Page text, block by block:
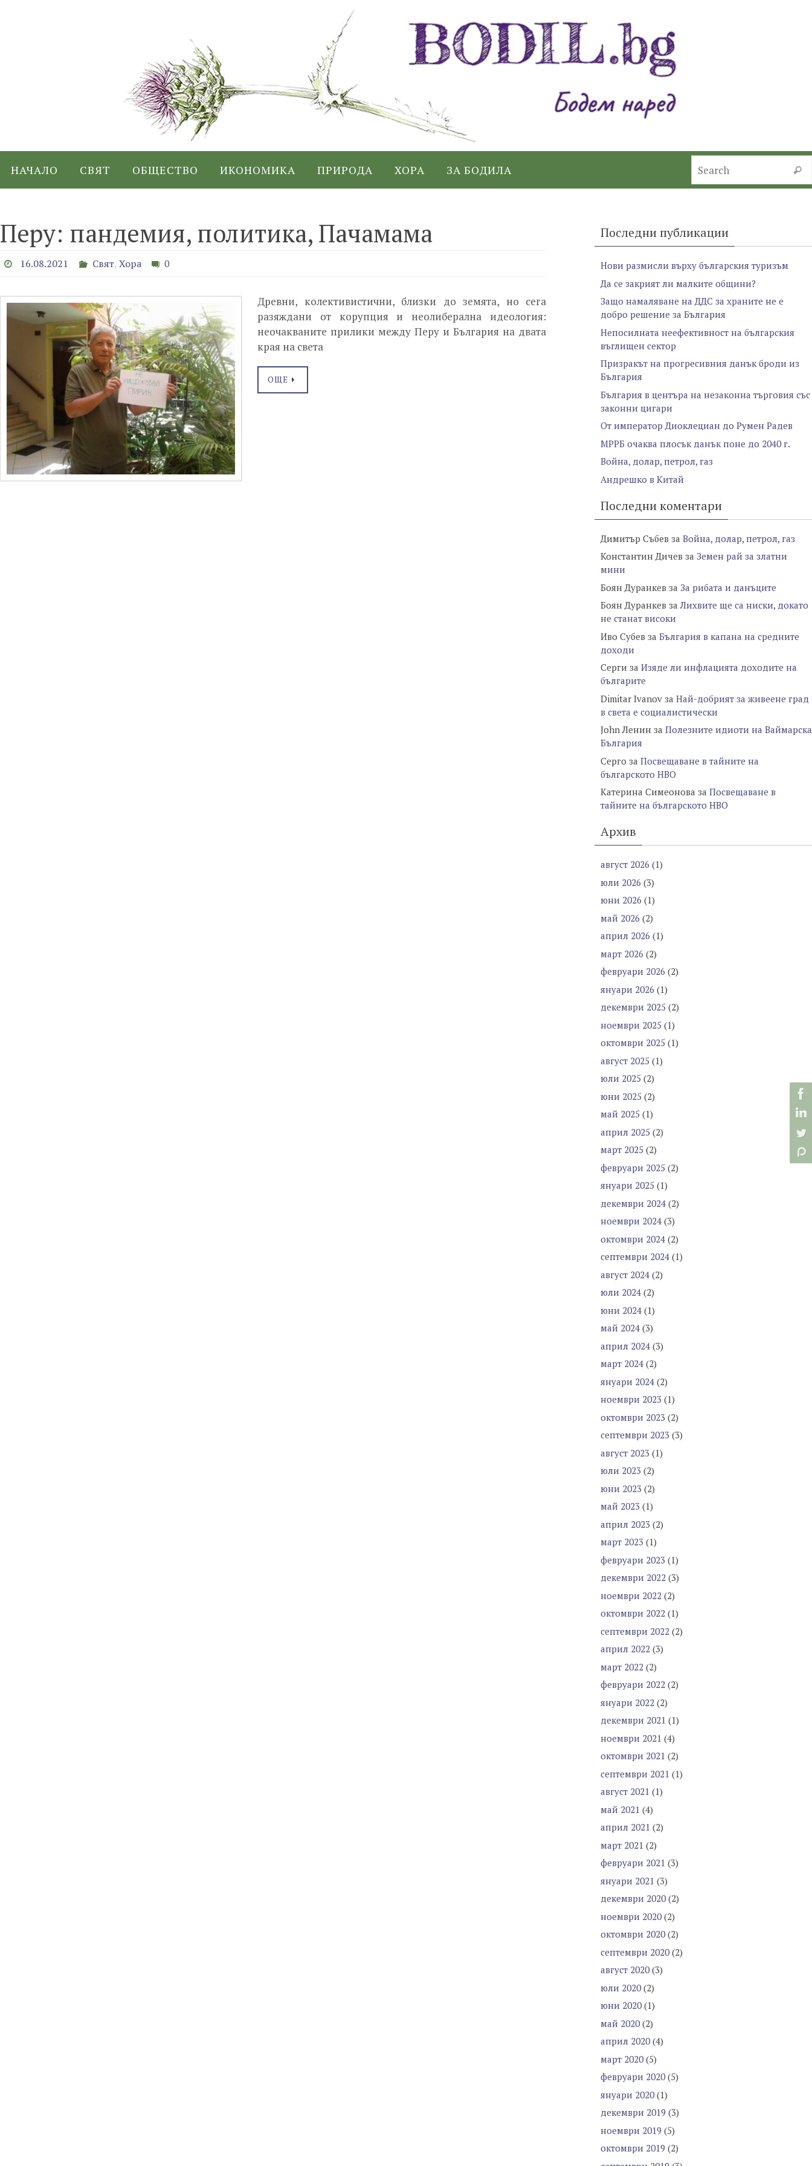
НАЧАЛО СВЯТ ОБЩЕСТВО ИКОНОМИКА ПРИРОДА ХОРА ЗА БОДИЛА
Перу: пандемия, политика, Пачамама
16.08.2021 Свят, Хора 0
Древни, колективистични, близки до земята, но сега
разяждани от корупция и неолиберална идеология:
неочакваните прилики между Перу и България на двата
края на света
ОЩЕ
Последни публикации
Нови размисли върху българския туризъм
Да се закрият ли малките общини?
Защо намаляване на ДДС за храните не е
добро решение за България
Непосилната неефективност на българския
въглищен сектор
Призракът на прогресивния данък броди из
България
България в центъра на незаконна търговия със
законни цигари
От император Диоклециан до Румен Радев
МРРБ очаква плосък данък поне до 2040 г.
Война, долар, петрол, газ
Андрешко в Китай
Последни коментари
Димитър Събев за Война, долар, петрол, газ
Константин Дичев за Земен рай за златни
мини
Боян Дуранкев за За рибата и данъците
Боян Дуранкев заЛихвите ще са ниски, докато
не станат високи
Иво Субев за България в капана на средните
доходи
Серги за Изяде ли инфлацията доходите на
българите
Dimitar Ivanov за Най-добрият за живеене град
в света е социалистически
John Ленин за Полезните идиоти на Ваймарска
България
Серго за Посвещаване в тайните на
българското НВО
Катерина Симеонова за Посвещаване в
тайните на българското НВО
Архив
август 2026 (1)
юли 2026 (3)
юни 2026 (1)
май 2026 (2)
април 2026 (1)
март 2026 (2)
февруари 2026 (2)
януари 2026 (1)
декември 2025 (2)
ноември 2025 (1)
октомври 2025 (1)
август 2025 (1)
юли 2025 (2)
юни 2025 (2)
май 2025 (1)
април 2025 (2)
март 2025 (2)
февруари 2025 (2)
януари 2025 (1)
декември 2024 (2)
ноември 2024 (3)
октомври 2024 (2)
септември 2024 (1)
август 2024 (2)
юли 2024 (2)
юни 2024 (1)
май 2024 (3)
април 2024 (3)
март 2024 (2)
януари 2024 (2)
ноември 2023 (1)
октомври 2023 (2)
септември 2023 (3)
август 2023 (1)
юли 2023 (2)
юни 2023 (2)
май 2023 (1)
април 2023 (2)
март 2023 (1)
февруари 2023 (1)
декември 2022 (3)
ноември 2022 (2)
октомври 2022 (1)
септември 2022 (2)
април 2022 (3)
март 2022 (2)
февруари 2022 (2)
януари 2022 (2)
декември 2021 (1)
ноември 2021 (4)
октомври 2021 (2)
септември 2021 (1)
август 2021 (1)
май 2021 (4)
април 2021 (2)
март 2021 (2)
февруари 2021 (3)
януари 2021 (3)
декември 2020 (2)
ноември 2020 (2)
октомври 2020 (2)
септември 2020 (2)
август 2020 (3)
юли 2020 (2)
юни 2020 (1)
май 2020 (2)
април 2020 (4)
март 2020 (5)
февруари 2020 (5)
януари 2020 (1)
декември 2019 (3)
ноември 2019 (5)
октомври 2019 (2)